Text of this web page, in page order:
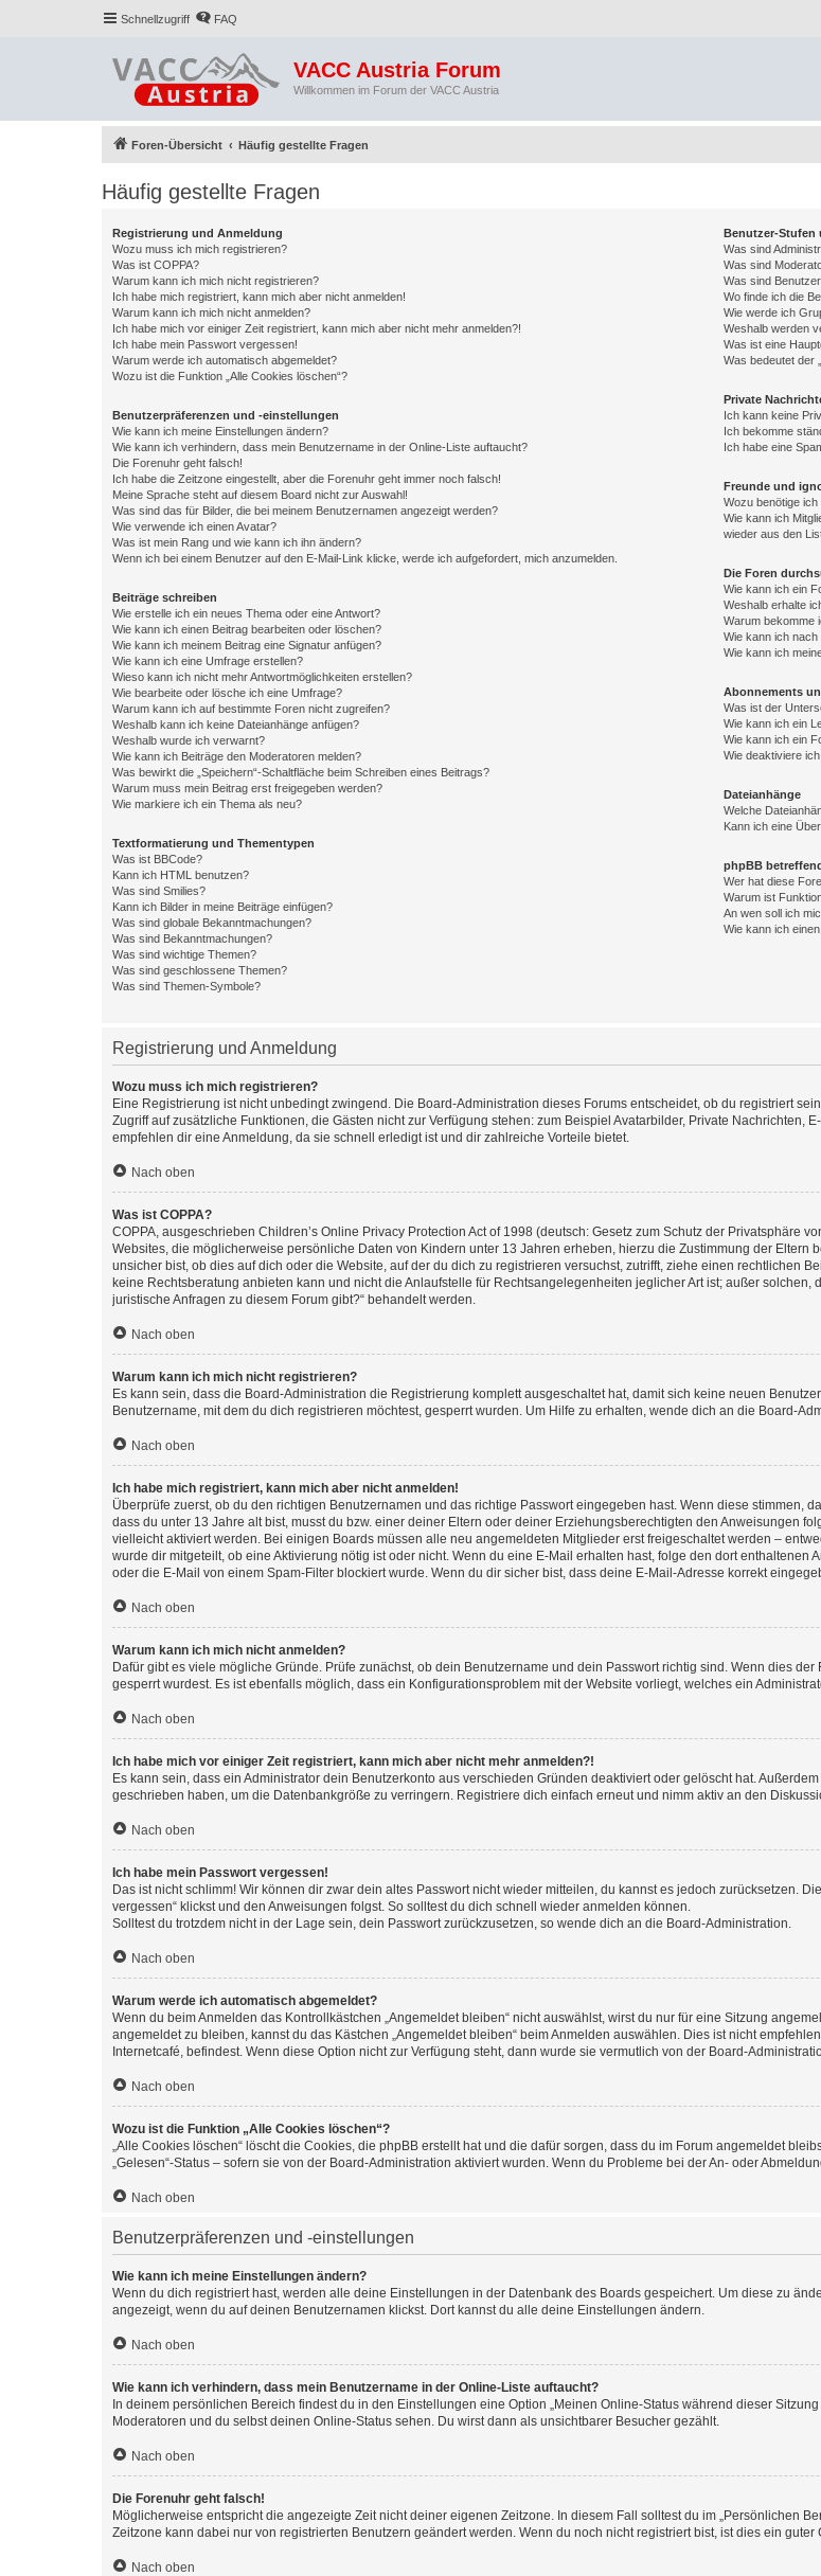
Schnellzugriff FAQ
VACC Austria Forum
Willkommen im Forum der VACC Austria
Foren-Übersicht Häufig gestellte Fragen
Häufig gestellte Fragen
Registrierung und Anmeldung
Wozu muss ich mich registrieren?
Was ist COPPA?
Warum kann ich mich nicht registrieren?
Ich habe mich registriert, kann mich aber nicht anmelden!
Warum kann ich mich nicht anmelden?
Ich habe mich vor einiger Zeit registriert, kann mich aber nicht mehr anmelden?!
Ich habe mein Passwort vergessen!
Warum werde ich automatisch abgemeldet?
Wozu ist die Funktion „Alle Cookies löschen“?
Benutzerpräferenzen und -einstellungen
Wie kann ich meine Einstellungen ändern?
Wie kann ich verhindern, dass mein Benutzername in der Online-Liste auftaucht?
Die Forenuhr geht falsch!
Ich habe die Zeitzone eingestellt, aber die Forenuhr geht immer noch falsch!
Meine Sprache steht auf diesem Board nicht zur Auswahl!
Was sind das für Bilder, die bei meinem Benutzernamen angezeigt werden?
Wie verwende ich einen Avatar?
Was ist mein Rang und wie kann ich ihn ändern?
Wenn ich bei einem Benutzer auf den E-Mail-Link klicke, werde ich aufgefordert, mich anzumelden.
Beiträge schreiben
Wie erstelle ich ein neues Thema oder eine Antwort?
Wie kann ich einen Beitrag bearbeiten oder löschen?
Wie kann ich meinem Beitrag eine Signatur anfügen?
Wie kann ich eine Umfrage erstellen?
Wieso kann ich nicht mehr Antwortmöglichkeiten erstellen?
Wie bearbeite oder lösche ich eine Umfrage?
Warum kann ich auf bestimmte Foren nicht zugreifen?
Weshalb kann ich keine Dateianhänge anfügen?
Weshalb wurde ich verwarnt?
Wie kann ich Beiträge den Moderatoren melden?
Was bewirkt die „Speichern“-Schaltfläche beim Schreiben eines Beitrags?
Warum muss mein Beitrag erst freigegeben werden?
Wie markiere ich ein Thema als neu?
Textformatierung und Thementypen
Was ist BBCode?
Kann ich HTML benutzen?
Was sind Smilies?
Kann ich Bilder in meine Beiträge einfügen?
Was sind globale Bekanntmachungen?
Was sind Bekanntmachungen?
Was sind wichtige Themen?
Was sind geschlossene Themen?
Was sind Themen-Symbole?
Benutzer-Stufen
Was sind
Was sind
Was sind
Wo finde ich die
Wie werde ich
Weshalb werden
Was ist eine
Was bedeutet der
Private
Ich kann keine
Ich bekomme
Ich habe eine
Freunde und
Wozu benötige
Wie kann ich
wieder aus den
Die Foren
Wie kann ich ein
Weshalb erhalte
Warum bekomme
Wie kann ich
Wie kann ich
Abonnements
Was ist der
Wie kann ich ein
Wie kann ich ein
Wie deaktiviere
Dateianhänge
Welche
Kann ich eine
phpBB
Wer hat diese
Warum ist
An wen soll ich
Wie kann ich
Registrierung und Anmeldung
Wozu muss ich mich registrieren?
Eine Registrierung ist nicht unbedingt zwingend. Die Board-Administration dieses Forums entscheidet, ob du registriert
Zugriff auf zusätzliche Funktionen, die Gästen nicht zur Verfügung stehen: zum Beispiel Avatarbilder, Private Nachrichten,
empfehlen dir eine Anmeldung, da sie schnell erledigt ist und dir zahlreiche Vorteile bietet.
Nach oben
Was ist COPPA?
COPPA, ausgeschrieben Children’s Online Privacy Protection Act of 1998 (deutsch: Gesetz zum Schutz der Privatsphäre
Websites, die möglicherweise persönliche Daten von Kindern unter 13 Jahren erheben, hierzu die Zustimmung der
unsicher bist, ob dies auf dich oder die Website, auf der du dich zu registrieren versuchst, zutrifft, ziehe einen rechtlichen
keine Rechtsberatung anbieten kann und nicht die Anlaufstelle für Rechtsangelegenheiten jeglicher Art ist; außer
juristische Anfragen zu diesem Forum gibt?“ behandelt werden.
Nach oben
Warum kann ich mich nicht registrieren?
Es kann sein, dass die Board-Administration die Registrierung komplett ausgeschaltet hat, damit sich keine neuen
Benutzername, mit dem du dich registrieren möchtest, gesperrt wurden. Um Hilfe zu erhalten, wende dich an die Board-
Nach oben
Ich habe mich registriert, kann mich aber nicht anmelden!
Überprüfe zuerst, ob du den richtigen Benutzernamen und das richtige Passwort eingegeben hast. Wenn diese stimmen,
dass du unter 13 Jahre alt bist, musst du bzw. einer deiner Eltern oder deiner Erziehungsberechtigten den Anweisungen
vielleicht aktiviert werden. Bei einigen Boards müssen alle neu angemeldeten Mitglieder erst freigeschaltet werden –
wurde dir mitgeteilt, ob eine Aktivierung nötig ist oder nicht. Wenn du eine E-Mail erhalten hast, folge den dort
oder die E-Mail von einem Spam-Filter blockiert wurde. Wenn du dir sicher bist, dass deine E-Mail-Adresse korrekt
Nach oben
Warum kann ich mich nicht anmelden?
Dafür gibt es viele mögliche Gründe. Prüfe zunächst, ob dein Benutzername und dein Passwort richtig sind. Wenn dies
gesperrt wurdest. Es ist ebenfalls möglich, dass ein Konfigurationsproblem mit der Website vorliegt, welches ein
Nach oben
Ich habe mich vor einiger Zeit registriert, kann mich aber nicht mehr anmelden?!
Es kann sein, dass ein Administrator dein Benutzerkonto aus verschieden Gründen deaktiviert oder gelöscht hat.
geschrieben haben, um die Datenbankgröße zu verringern. Registriere dich einfach erneut und nimm aktiv an den
Nach oben
Ich habe mein Passwort vergessen!
Das ist nicht schlimm! Wir können dir zwar dein altes Passwort nicht wieder mitteilen, du kannst es jedoch zurücksetzen.
vergessen“ klickst und den Anweisungen folgst. So solltest du dich schnell wieder anmelden können.
Solltest du trotzdem nicht in der Lage sein, dein Passwort zurückzusetzen, so wende dich an die Board-Administration.
Nach oben
Warum werde ich automatisch abgemeldet?
Wenn du beim Anmelden das Kontrollkästchen „Angemeldet bleiben“ nicht auswählst, wirst du nur für eine Sitzung
angemeldet zu bleiben, kannst du das Kästchen „Angemeldet bleiben“ beim Anmelden auswählen. Dies ist nicht
Internetcafé, befindest. Wenn diese Option nicht zur Verfügung steht, dann wurde sie vermutlich von der Board-
Nach oben
Wozu ist die Funktion „Alle Cookies löschen“?
„Alle Cookies löschen“ löscht die Cookies, die phpBB erstellt hat und die dafür sorgen, dass du im Forum angemeldet
„Gelesen“-Status – sofern sie von der Board-Administration aktiviert wurden. Wenn du Probleme bei der An- oder
Nach oben
Benutzerpräferenzen und -einstellungen
Wie kann ich meine Einstellungen ändern?
Wenn du dich registriert hast, werden alle deine Einstellungen in der Datenbank des Boards gespeichert. Um diese zu
angezeigt, wenn du auf deinen Benutzernamen klickst. Dort kannst du alle deine Einstellungen ändern.
Nach oben
Wie kann ich verhindern, dass mein Benutzername in der Online-Liste auftaucht?
In deinem persönlichen Bereich findest du in den Einstellungen eine Option „Meinen Online-Status während dieser
Moderatoren und du selbst deinen Online-Status sehen. Du wirst dann als unsichtbarer Besucher gezählt.
Nach oben
Die Forenuhr geht falsch!
Möglicherweise entspricht die angezeigte Zeit nicht deiner eigenen Zeitzone. In diesem Fall solltest du im „Persönlichen
Zeitzone kann dabei nur von registrierten Benutzern geändert werden. Wenn du noch nicht registriert bist, ist dies ein guter
Nach oben